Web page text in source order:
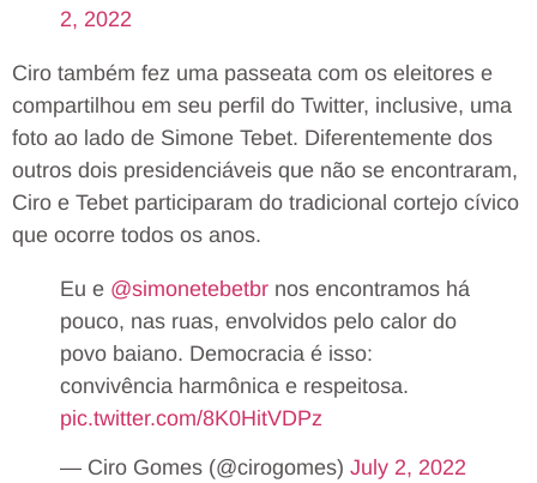
2, 2022
Ciro também fez uma passeata com os eleitores e
compartilhou em seu perfil do Twitter, inclusive, uma
foto ao lado de Simone Tebet. Diferentemente dos
outros dois presidenciáveis que não se encontraram,
Ciro e Tebet participaram do tradicional cortejo cívico
que ocorre todos os anos.
Eu e @simonetebetbr nos encontramos há
pouco, nas ruas, envolvidos pelo calor do
povo baiano. Democracia é isso:
convivência harmônica e respeitosa.
pic.twitter.com/8K0HitVDPz
— Ciro Gomes (@cirogomes) July 2, 2022